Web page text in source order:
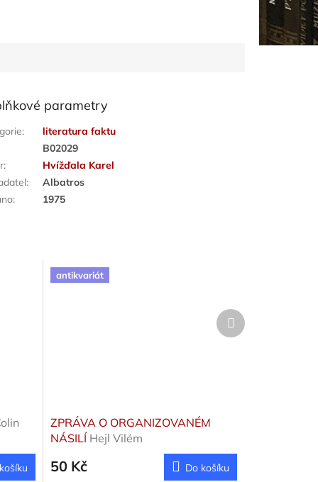
parametry
:
literatura faktu
B02029
:
Hvížďala Karel
:
Albatros
: 1975
antikvariát
ZPRÁVA O ORGANIZOVANÉM
NÁSILÍ Hejl Vilém
50 Kč Do košíku
Další
produkt